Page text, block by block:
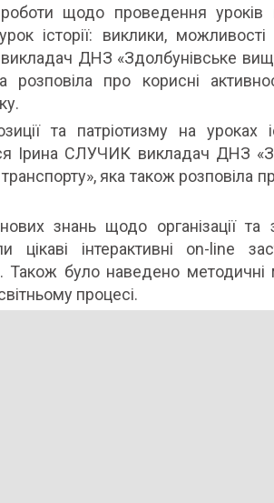
щодо проведення уроків
історії: виклики, можливості
ДНЗ «Здолбунівське
розповіла про корисні
та патріотизму на уроках
Ірина СЛУЧИК викладач ДНЗ
яка також розповіла
знань щодо організації та
цікаві інтерактивні on-line
було наведено методичні
процесі.